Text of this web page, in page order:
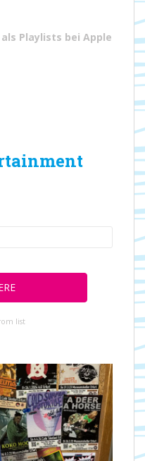
Playlists bei Apple
list